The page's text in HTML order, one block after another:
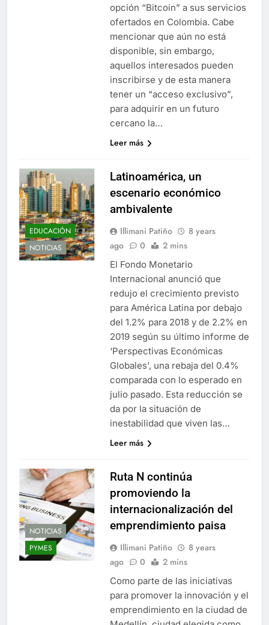
opción “Bitcoin” a sus servicios
ofertados en Colombia. Cabe
mencionar que aún no está
disponible, sin embargo,
aquellos interesados pueden
inscribirse y de esta manera
tener un “acceso exclusivo”,
para adquirir en un futuro
cercano la…
Leer más
EDUCACIÓN
NOTICIAS
Latinoamérica, un
escenario económico
ambivalente
Illimani Patiño
8 years
ago
0 2 mins
El Fondo Monetario
Internacional anunció que
redujo el crecimiento previsto
para América Latina por debajo
del 1.2% para 2018 y de 2.2% en
2019 según su último informe de
‘Perspectivas Económicas
Globales’, una rebaja del 0.4%
comparada con lo esperado en
julio pasado. Esta reducción se
da por la situación de
inestabilidad que viven las…
Leer más
NOTICIAS
PYMES
Ruta N continúa
promoviendo la
internacionalización del
emprendimiento paisa
Illimani Patiño
8 years
ago
0 2 mins
Como parte de las iniciativas
para promover la innovación y el
emprendimiento en la ciudad de